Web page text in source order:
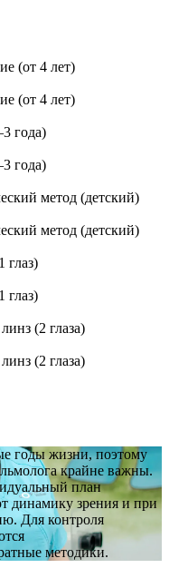
(от 4 лет)
(от 4 лет)
года)
года)
метод (детский)
метод (детский)
глаз)
глаз)
(2 глаза)
(2 глаза)
годы жизни, поэтому
крайне важны.
план
динамику зрения и при
Для контроля
методики.